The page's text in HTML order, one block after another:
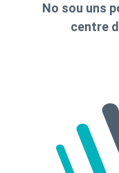
No sou uns
centre